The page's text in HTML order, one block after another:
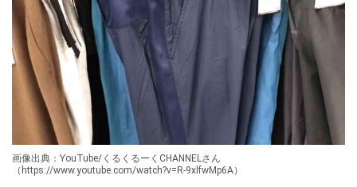
画像出典：YouTube/くるくるーくCHANNELさん
（https://www.youtube.com/watch?v=R-9xlfwMp6A）